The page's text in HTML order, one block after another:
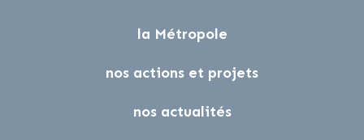
la Métropole
nos actions et projets
nos actualités